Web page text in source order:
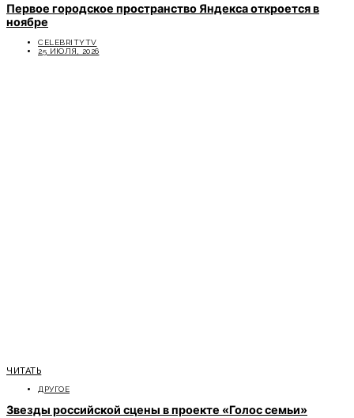
Первое городское пространство Яндекса откроется в
ноябре
CELEBRITYTV
25 ИЮЛЯ, 2026
ЧИТАТЬ
ДРУГОЕ
Звезды российской сцены в проекте «Голос семьи»